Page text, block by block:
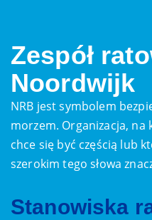
Zespół
Noordwijk
NRB jest symbolem
morzem. Organizacja,
chce się być częścią lub
szerokim tego słowa
Stanowiska